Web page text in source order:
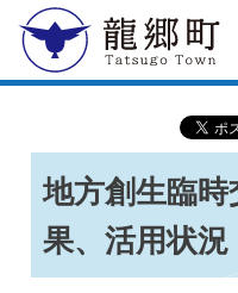
龍郷町
地方創生臨
果、活用状況